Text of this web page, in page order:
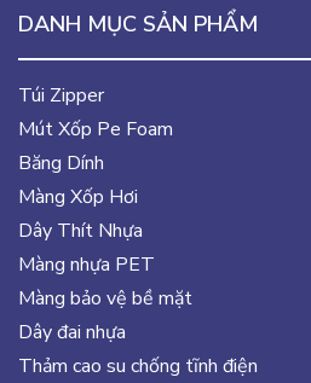
DANH MỤC SẢN PHẨM
Túi Zipper
Mút Xốp Pe Foam
Băng Dính
Màng Xốp Hơi
Dây Thít Nhựa
Màng nhựa PET
Màng bảo vệ bề mặt
Dây đai nhựa
Thảm cao su chống tĩnh điện